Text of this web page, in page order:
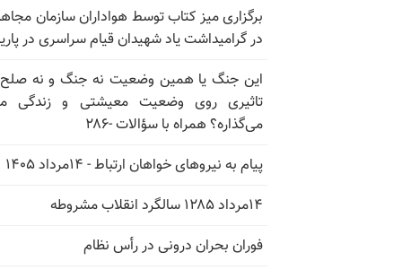
برگزاری میز کتاب توسط هواداران سازمان
در گرامیداشت یاد شهیدان قیام سراسری در
این جنگ یا همین وضعیت نه جنگ و نه
تاثیری روی وضعیت معیشتی و زندگی
می‌گذاره؟ همراه با سؤالات -۲۸۶
پیام به نیروهای خواهان ارتباط - ۱۴مرداد ۱۴۰۵
۱۴مرداد ۱۲۸۵ سالگرد انقلاب مشروطه
فوران بحران درونی در رأس نظام